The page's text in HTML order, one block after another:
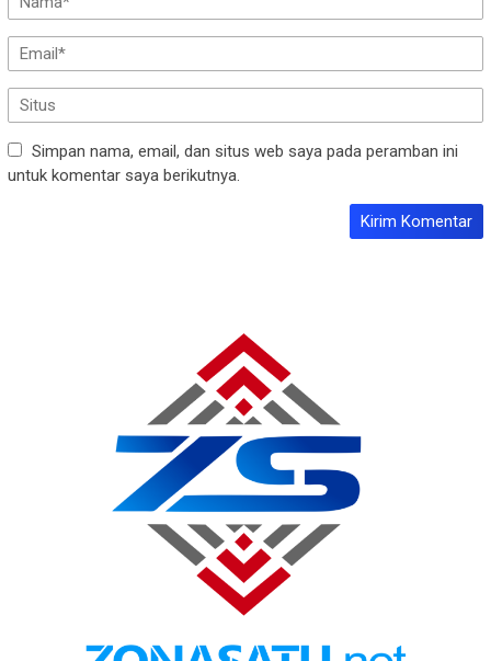
Simpan nama, email, dan situs web saya pada peramban ini
untuk komentar saya berikutnya.